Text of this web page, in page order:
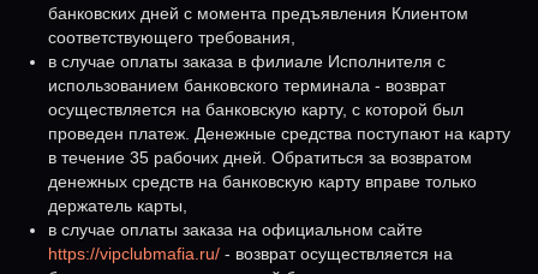
банковских дней с момента предъявления Клиентом
соответствующего требования,
в случае оплаты заказа в филиале Исполнителя с
использованием банковского терминала - возврат
осуществляется на банковскую карту, с которой был
проведен платеж. Денежные средства поступают на карту
в течение 35 рабочих дней. Обратиться за возвратом
денежных средств на банковскую карту вправе только
держатель карты,
в случае оплаты заказа на официальном сайте
https://vipclubmafia.ru/ - возврат осуществляется на